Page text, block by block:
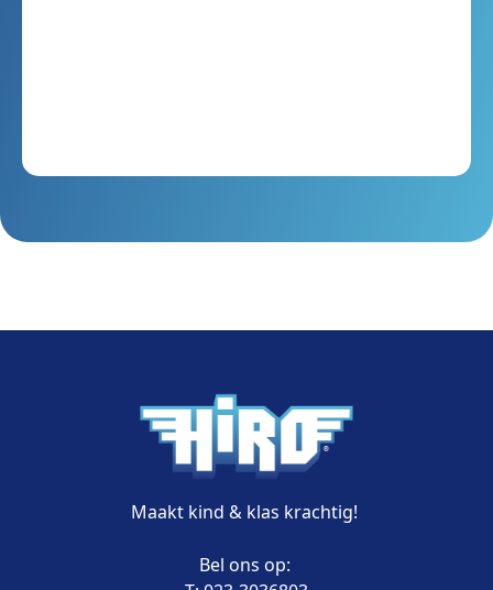
Maakt kind & klas krachtig!
Bel ons op: